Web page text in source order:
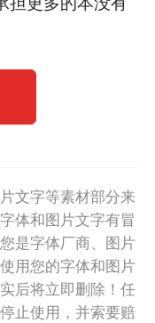
文字等素材部分来
体和图片文字有冒
是字体厂商、图片
用您的字体和图片
后将立即删除！任
止使用，并索要赔